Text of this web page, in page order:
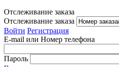
Отслеживание заказа
Отслеживание заказа
Войти Регистрация
E-mail или Номер телефона
Пароль